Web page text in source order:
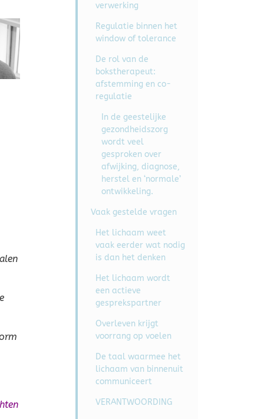
verwerking
Regulatie binnen het
window of tolerance
De rol van de
bokstherapeut:
afstemming en co-
regulatie
In de geestelijke
gezondheidszorg
wordt veel
gesproken over
afwijking, diagnose,
herstel en ‘normale’
ontwikkeling.
Vaak gestelde vragen
Het lichaam weet
vaak eerder wat nodig
is dan het denken
Het lichaam wordt
een actieve
gesprekspartner
Overleven krijgt
voorrang op voelen
De taal waarmee het
lichaam van binnenuit
communiceert
VERANTWOORDING